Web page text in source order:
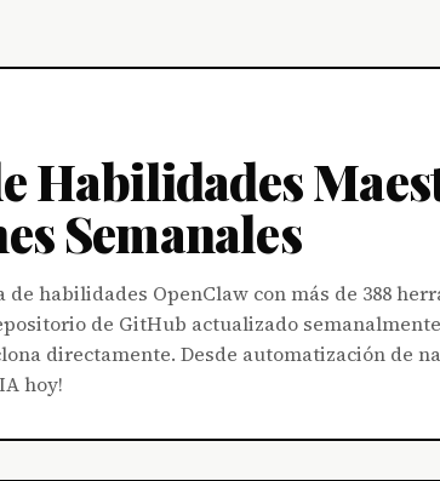
Habilidades
Semanales
de habilidades OpenClaw con más de 388
de GitHub actualizado
directamente. Desde automatización de
hoy!